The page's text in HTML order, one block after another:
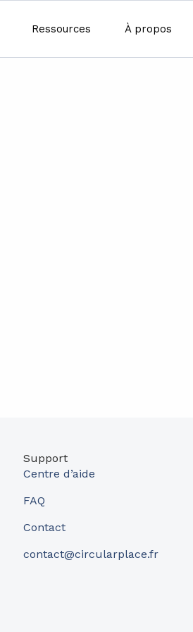
Ressources À propos
Support
Centre d’aide
FAQ
Contact
contact@circularplace.fr